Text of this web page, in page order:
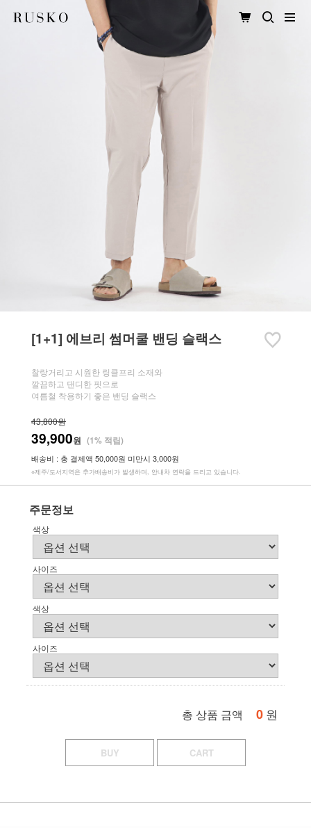
[1+1] 에브리 썸머쿨 밴딩 슬랙스
찰랑거리고 시원한 링클프리 소재와
깔끔하고 댄디한 핏으로
여름철 착용하기 좋은 밴딩 슬랙스
43,800원
39,900원 (1% 적립)
배송비 : 총 결제액 50,000원 미만시 3,000원
※제주/도서지역은 추가배송비가 발생하며, 안내차 연락을 드리고 있습니다.
주문정보
색상
사이즈
색상
사이즈
총 상품 금액 0 원
BUY CART